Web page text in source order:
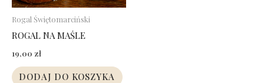
Rogal Świętomarciński
ROGAL NA MAŚLE
19,00 zł
DODAJ DO KOSZYKA